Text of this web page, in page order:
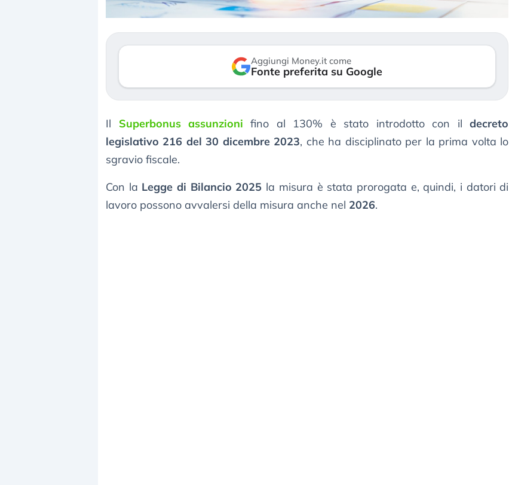
Aggiungi Money.it come
Fonte preferita su Google
Il Superbonus assunzioni fino al 130% è stato introdotto con ildecreto
legislativo 216 del 30 dicembre 2023, che ha disciplinato per la prima volta lo
sgravio fiscale.
Con la Legge di Bilancio 2025 la misura è stata prorogata e, quindi, i datori di
lavoro possono avvalersi della misura anche nel 2026.
mostrando segni di stanchezza
verso le (…)
Kospi, mentre gli investitori retail (…)
30 luglio 2026